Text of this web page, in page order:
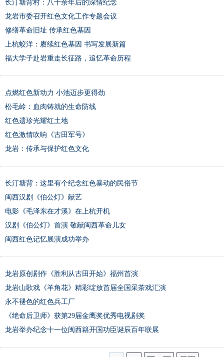
长汀塘背村：八十余年后的深情纪念
龙岩市委召开红色文化工作专题会议
修缮革命旧址 传承红色基因
上杭蛟洋：赓续红色基因 书写发展新篇
福大学子赴岩重走长征路，追忆革命历程
点燃红色新动力 小池迈步更得劲
松毛岭：血肉铸就的生命防线
红色遗珍光耀红土地
红色激情吹响《古田军号》
龙岩：传承与保护红色文化
长汀塘背：这里有个纪念红色暴动的民俗节
闽西汉剧《伯公灯》献艺
电影《毛泽东在才溪》在上杭开机
汉剧《伯公灯》首演 敬献闽西革命儿女
闽西红色记忆展演成功举办
龙岩原创剧作《胜利从古田开始》福州首演
龙岩山歌戏《羊角花》精彩绽放首届全国采茶戏汇演
永不褪色的红色兵工厂
《绝命后卫师》获第29届金鹰奖优秀电视剧奖
龙岩举办纪念十一位闽西籍开国功臣诞辰百年联展